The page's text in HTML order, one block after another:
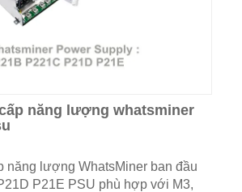
năng lượng whatsminer
năng lượng WhatsMiner ban đầu
P21E PSU phù hợp với M3,